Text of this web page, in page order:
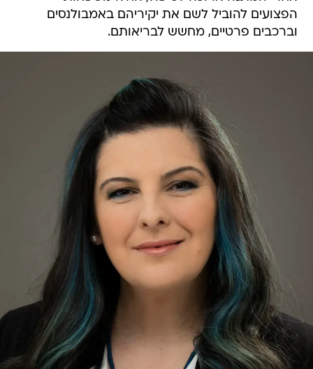
הפצועים להוביל לשם את יקיריהם באמבולנסים
וברכבים פרטיים, מחשש לבריאותם.